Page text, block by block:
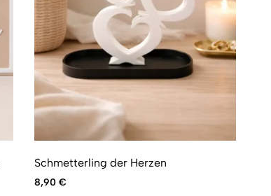
Schmetterling der Herzen
8,90 €